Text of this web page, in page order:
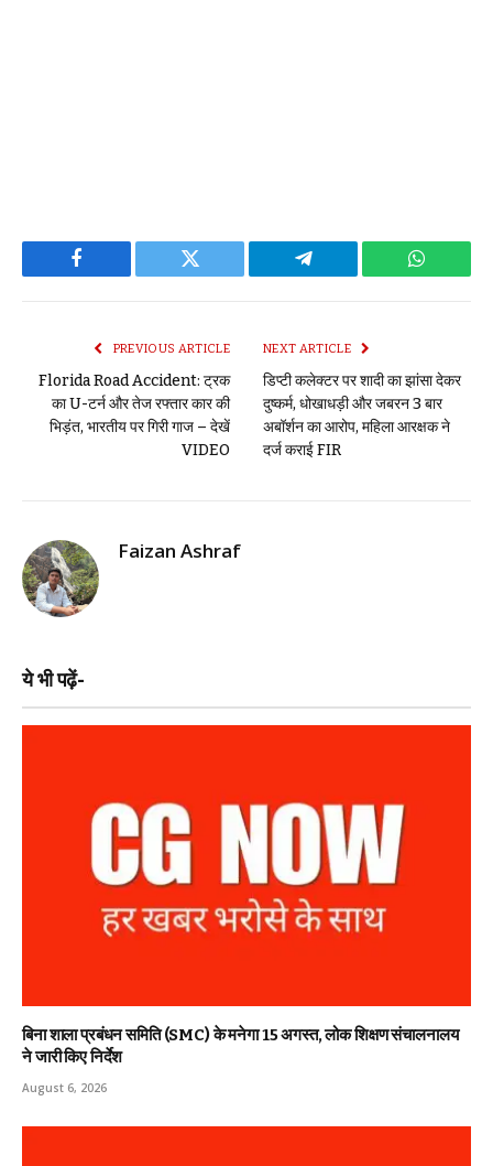
Facebook Twitter Telegram
PREVIOUS ARTICLE
Florida Road Accident: ट्रक
का U-टर्न और तेज रफ्तार कार की
भिड़ंत, भारतीय पर गिरी गाज – देखें
VIDEO
NEXT ARTICLE
डिप्टी कलेक्टर पर शादी का झांसा देकर
दुष्कर्म, धोखाधड़ी और जबरन 3 बार
अबॉर्शन का आरोप, महिला आरक्षक ने
दर्ज कराई FIR
Faizan Ashraf
ये भी पढ़ें-
बिना शाला प्रबंधन समिति (SMC) के मनेगा 15 अगस्त, लोक शिक्षण संचालनालय
ने जारी किए निर्देश
August 6, 2026